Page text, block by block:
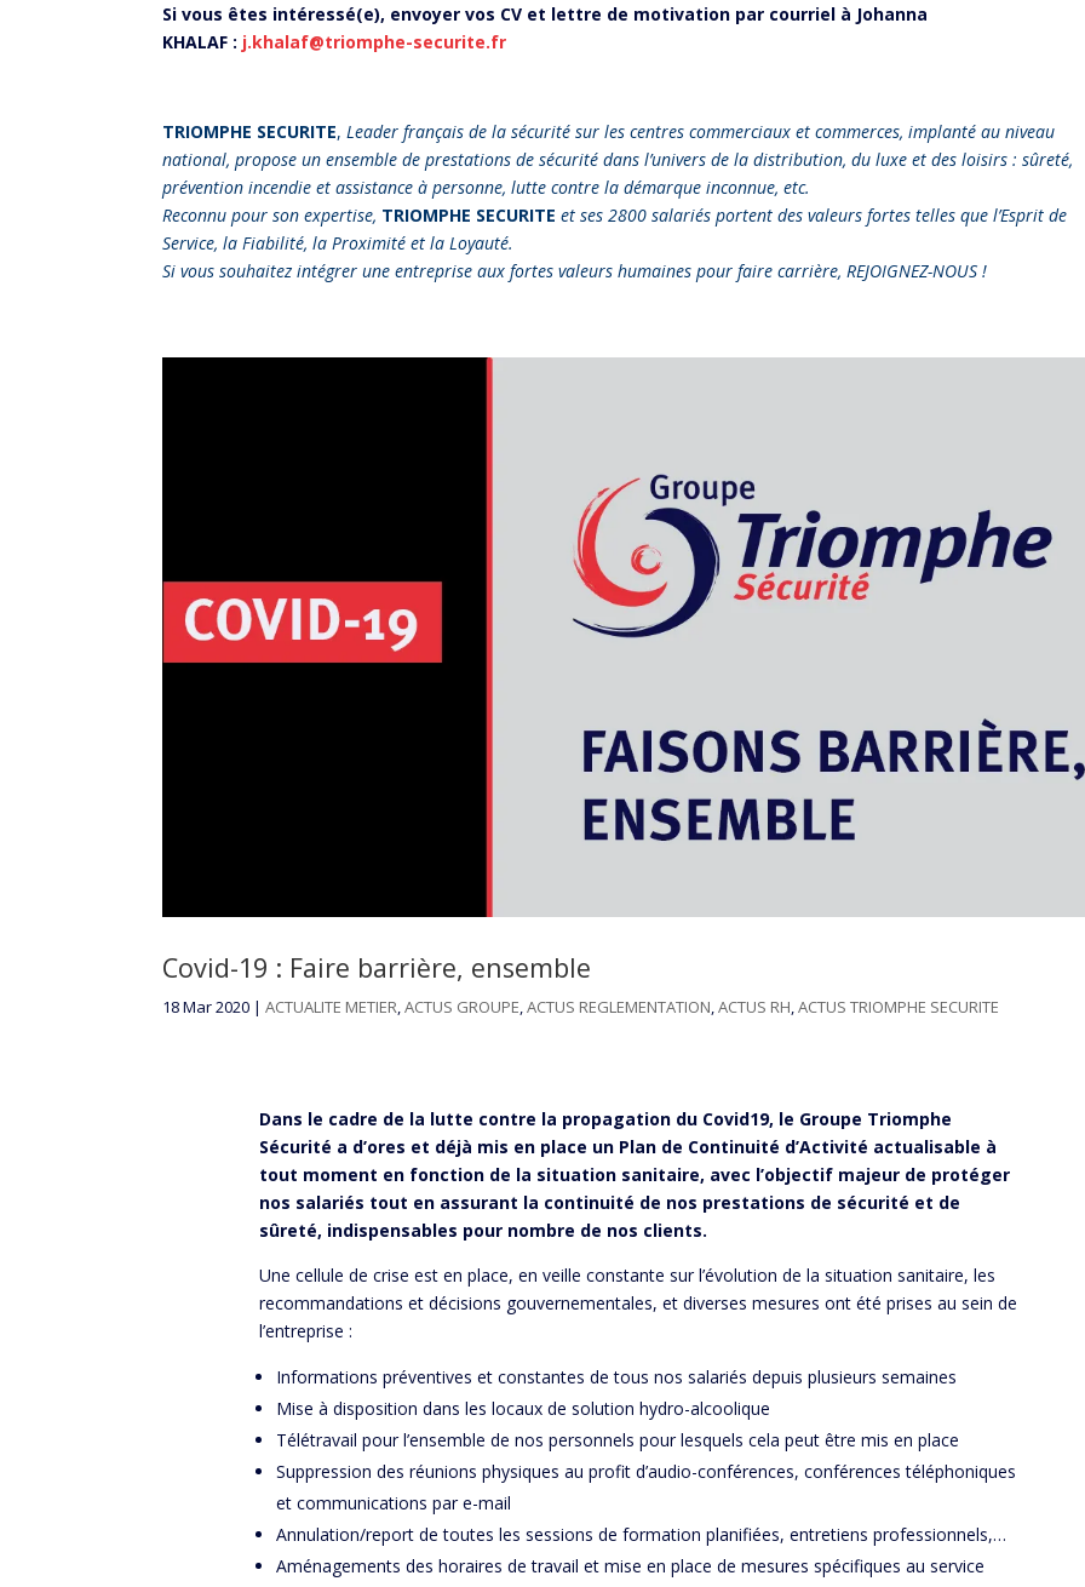
Si vous êtes intéressé(e), envoyer vos CV et lettre de motivation par courriel à Johanna
KHALAF : j.khalaf@triomphe-securite.fr
TRIOMPHE SECURITE, Leader français de la sécurité sur les centres commerciaux et commerces, implanté au niveau
national, propose un ensemble de prestations de sécurité dans l’univers de la distribution, du luxe et des loisirs : sûreté,
prévention incendie et assistance à personne, lutte contre la démarque inconnue, etc.
Reconnu pour son expertise, TRIOMPHE SECURITE et ses 2800 salariés portent des valeurs fortes telles que l’Esprit de
Service, la Fiabilité, la Proximité et la Loyauté.
Si vous souhaitez intégrer une entreprise aux fortes valeurs humaines pour faire carrière, REJOIGNEZ-NOUS !
Covid-19 : Faire barrière, ensemble
18 Mar 2020 |ACTUALITE METIER,ACTUS GROUPE,ACTUS REGLEMENTATION,ACTUS RH,ACTUS TRIOMPHE SECURITE
Dans le cadre de la lutte contre la propagation du Covid19, le Groupe Triomphe
Sécurité a d’ores et déjà mis en place un Plan de Continuité d’Activité actualisable à
tout moment en fonction de la situation sanitaire, avec l’objectif majeur de protéger
nos salariés tout en assurant la continuité de nos prestations de sécurité et de
sûreté, indispensables pour nombre de nos clients.
Une cellule de crise est en place, en veille constante sur l’évolution de la situation sanitaire, les
recommandations et décisions gouvernementales, et diverses mesures ont été prises au sein de
l’entreprise :
Informations préventives et constantes de tous nos salariés depuis plusieurs semaines
Mise à disposition dans les locaux de solution hydro-alcoolique
Télétravail pour l’ensemble de nos personnels pour lesquels cela peut être mis en place
Suppression des réunions physiques au profit d’audio-conférences, conférences téléphoniques
et communications par e-mail
Annulation/report de toutes les sessions de formation planifiées, entretiens professionnels,…
Aménagements des horaires de travail et mise en place de mesures spécifiques au service